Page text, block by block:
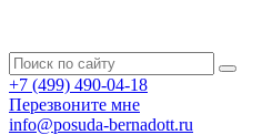
+7 (499) 490-04-18
Перезвоните мне
info@posuda-bernadott.ru